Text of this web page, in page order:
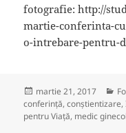
fotografie: http://
martie-conferinta-
o-intrebare-pentru-
Publicat
pe
martie 21, 2017
conferință,conştientizare,
pentru Viață, medic